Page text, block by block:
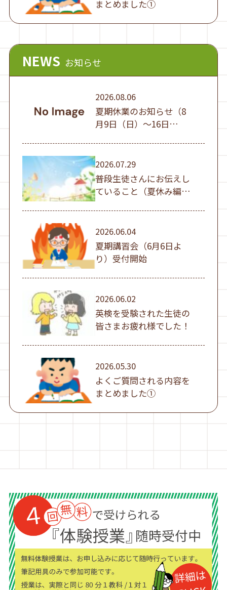
まとめました①
NEWS お知らせ
2026.08.06
夏期休業のお知らせ（8
月9日（日）～16日
2026.07.29
普段生徒さんにお伝えし
ていること（夏休み編
①）
2026.06.04
夏期講習会（6月6日よ
り）受付開始
2026.06.02
英検を受験された生徒の
皆さまお疲れ様でした！
2026.05.30
よくご質問される内容を
まとめました①